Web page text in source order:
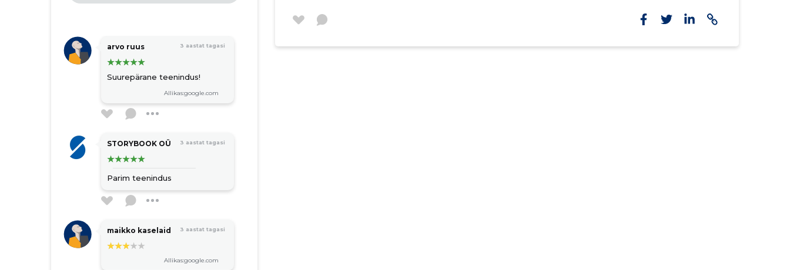
arvo ruus 3 aastat tagasi
Suurepärane teenindus!
Allikas:google.com
STORYBOOK OÜ 3 aastat tagasi
Parim teenindus
maikko kaselaid 3 aastat tagasi
Allikas:google.com